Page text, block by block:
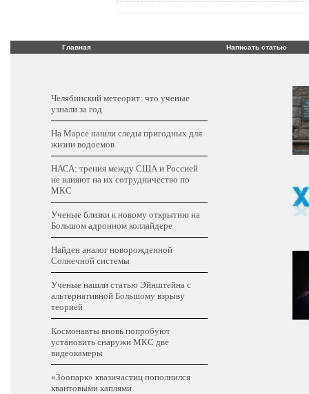
Главная Написать статью
Челябинский метеорит: что ученые
узнали за год
На Марсе нашли следы пригодных для
жизни водоемов
НАСА: трения между США и Россией
не влияют на их сотрудничество по
МКС
Ученые близки к новому открытию на
Большом адронном коллайдере
Найден аналог новорожденной
Солнечной системы
Ученые нашли статью Эйнштейна с
альтернативной Большому взрыву
теорией
Космонавты вновь попробуют
установить снаружи МКС две
видеокамеры
«Зоопарк» квазичастиц пополнился
квантовыми каплями